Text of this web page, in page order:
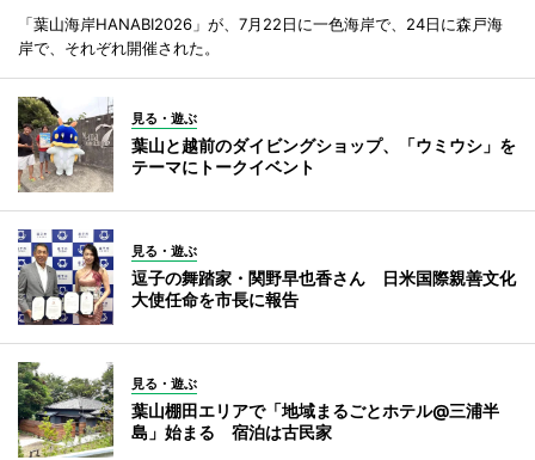
「葉山海岸HANABI2026」が、7月22日に一色海岸で、24日に森戸海
岸で、それぞれ開催された。
見る・遊ぶ
葉山と越前のダイビングショップ、「ウミウシ」を
テーマにトークイベント
見る・遊ぶ
逗子の舞踏家・関野早也香さん 日米国際親善文化
大使任命を市長に報告
見る・遊ぶ
葉山棚田エリアで「地域まるごとホテル@三浦半
島」始まる 宿泊は古民家